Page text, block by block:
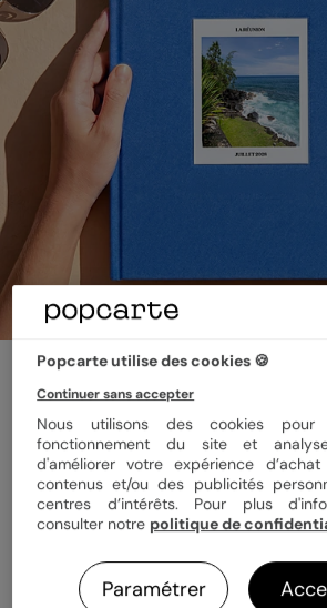
Album photo voyage
Tissu embossé
Couleur
Format
Popcarte utilise des cookies 🍪
Continuer sans accepter
Nous utilisons des cookies
fonctionnement du site et
d'améliorer votre expérience
contenus et/ou des publicités
centres d’intérêts. Pour plus
consulter notre politique de
Paramétrer